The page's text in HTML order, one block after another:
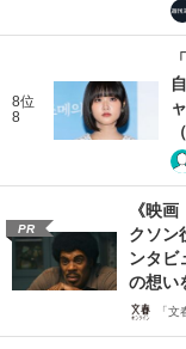
8位
8
PR
《映
クソン
ンタビ
の想い
「